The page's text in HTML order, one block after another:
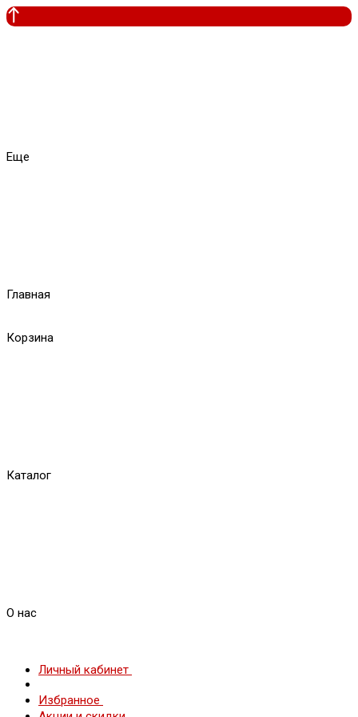
Еще
Главная
Корзина
Каталог
О нас
Личный кабинет
Избранное